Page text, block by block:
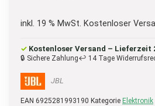
inkl. 19 % MwSt. Kostenloser
✓ Kostenloser Versand – Lieferzeit
🔒 Sichere Zahlung↩ 14 Tage
JBL
EAN 6925281993190 Kategorie Elektronik